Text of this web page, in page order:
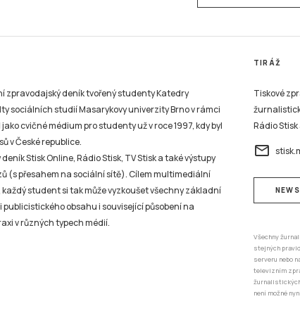
zpravodajský deník tvořený studenty Katedry
sociálních studií Masarykovy univerzity Brno v rámci
cvičné médium pro studenty už v roce 1997, kdy byl
v České republice.
Stisk Online, Rádio Stisk, TV Stisk a také výstupy
(s přesahem na sociální sítě). Cílem multimediální
student si tak může vyzkoušet všechny základní
obsahu i související působení na
v různých typech médií.
TIRÁŽ
Tiskové
Rádio
email
Všechny
stejných
serveru nebo
televizním
není možné